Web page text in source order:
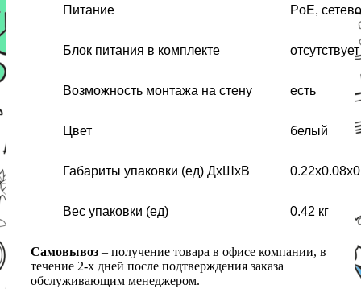
Питание PoE,
Блок питания в комплекте отсутствует
Возможность монтажа на стену есть
Цвет белый
Габариты упаковки (ед) ДхШхВ
Вес упаковки (ед) 0.42 кг
Самовывоз – получение товара в офисе компании, в
течение 2-х дней после подтверждения заказа
обслуживающим менеджером.